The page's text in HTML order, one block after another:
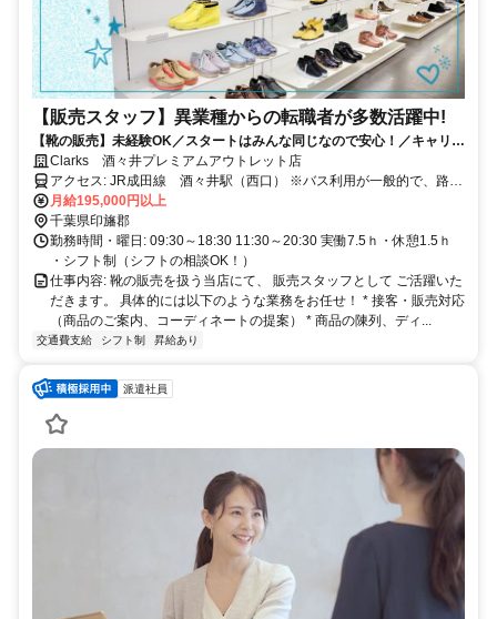
【販売スタッフ】異業種からの転職者が多数活躍中!
【靴の販売】未経験OK／スタートはみんな同じなので安心！／キャリア
アップ可能！
Clarks 酒々井プレミアムアウトレット店
アクセス: JR成田線 酒々井駅（西口） ※バス利用が一般的で、路線
バスで終点まで約15分
月給195,000円以上
千葉県印旛郡
勤務時間・曜日: 09:30～18:30 11:30～20:30 実働7.5ｈ・休憩1.5ｈ
・シフト制（シフトの相談OK！）
仕事内容: 靴の販売を扱う当店にて、 販売スタッフとして ご活躍いた
だきます。 具体的には以下のような業務をお任せ！ * 接客・販売対応
（商品のご案内、コーディネートの提案） * 商品の陳列、ディ...
交通費支給 シフト制 昇給あり
派遣社員